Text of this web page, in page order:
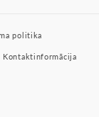
politika
Kontaktinformācija